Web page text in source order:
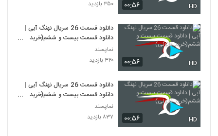
۰۰:۵۶ HD
۳۵۰ بازدید
۰۰:۵۶ HD
دانلود قسمت 26 سریال نهنگ آبی |
دانلود قسمت بیست و ششم(خرید
قانونی)
نماپسند
۳۲۰ بازدید
۰۰:۵۶ HD
دانلود قسمت 26 سریال نهنگ آبی |
دانلود قسمت بیست و ششم(خرید
قانونی)
نماپسند
۸۳۷ بازدید